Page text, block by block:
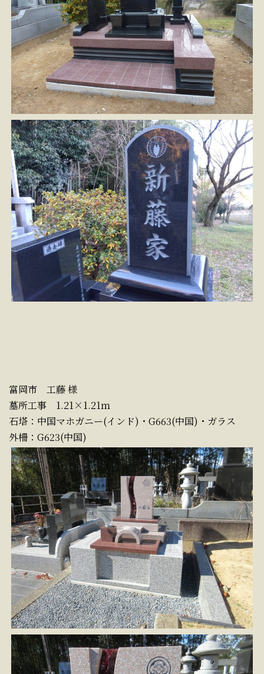
富岡市 工藤 様
墓所工事 1.21×1.21ｍ
石塔：中国マホガニー(インド)・G663(中国)・ガラス
外柵：G623(中国)